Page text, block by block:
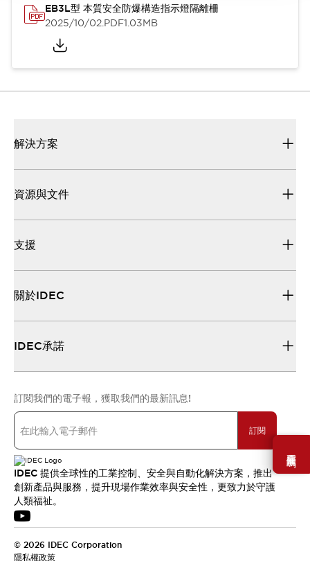
需要幫助嗎？
EB3L型 本質安全防爆構造指示燈隔離柵
2025/10/02.PDF1.03MB
解決方案
資源與文件
支援
關於IDEC
IDEC承諾
訂閱我們的電子報，獲取我們的最新訊息!
訂閱
IDEC 提供全球性的工業控制、安全與自動化解決方案，推出
創新產品與服務，提升現場作業效率與安全性，更致力於守護
人類福祉。
© 2026 IDEC Corporation
隱私權政策